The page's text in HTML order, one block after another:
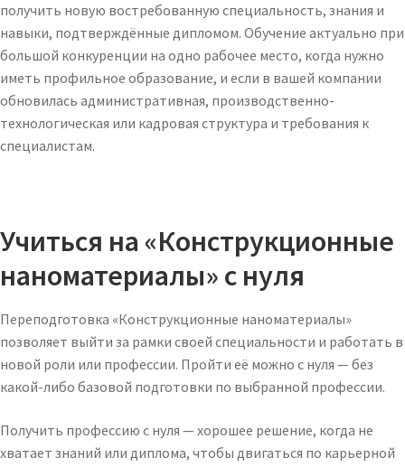
получить новую востребованную специальность, знания и
навыки, подтверждённые дипломом. Обучение актуально при
большой конкуренции на одно рабочее место, когда нужно
иметь профильное образование, и если в вашей компании
обновилась административная, производственно-
технологическая или кадровая структура и требования к
специалистам.
Учиться на «Конструкционные
наноматериалы» с нуля
Переподготовка «Конструкционные наноматериалы»
позволяет выйти за рамки своей специальности и работать в
новой роли или профессии. Пройти её можно с нуля — без
какой-либо базовой подготовки по выбранной профессии.
Получить профессию с нуля — хорошее решение, когда не
хватает знаний или диплома, чтобы двигаться по карьерной